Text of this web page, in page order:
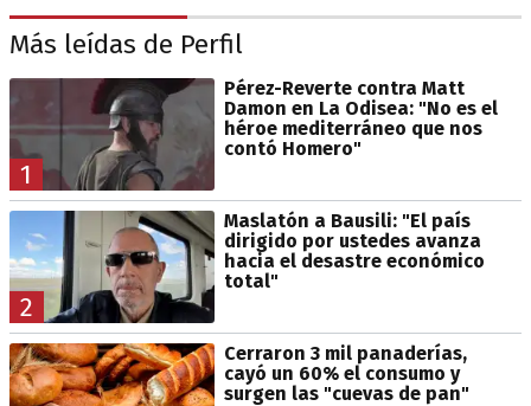
Más leídas de Perfil
1
Pérez-Reverte contra Matt
Damon en La Odisea: "No es el
héroe mediterráneo que nos
contó Homero"
2
Maslatón a Bausili: "El país
dirigido por ustedes avanza
hacia el desastre económico
total"
Cerraron 3 mil panaderías,
cayó un 60% el consumo y
surgen las "cuevas de pan"